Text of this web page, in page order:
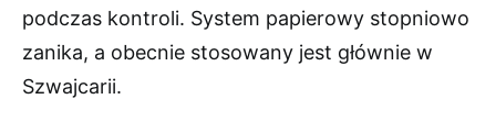
podczas kontroli. System papierowy stopniowo
zanika, a obecnie stosowany jest głównie w
Szwajcarii.